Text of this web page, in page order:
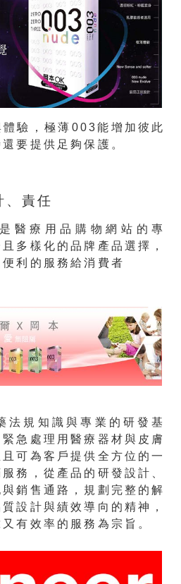
驗，極薄003能增加彼此
要提供足夠保護。
、責任
醫療用品購物網站的專
多樣化的品牌產品選擇，
利的服務給消費者
法規知識與專業的研發基
急處理用醫療器材與皮膚
可為客戶提供全方位的一
務，從產品的研發設計、
銷售通路，規劃完整的解
設計與績效導向的精神，
有效率的服務為宗旨。